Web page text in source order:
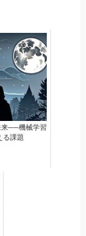
来──機械学習
る課題